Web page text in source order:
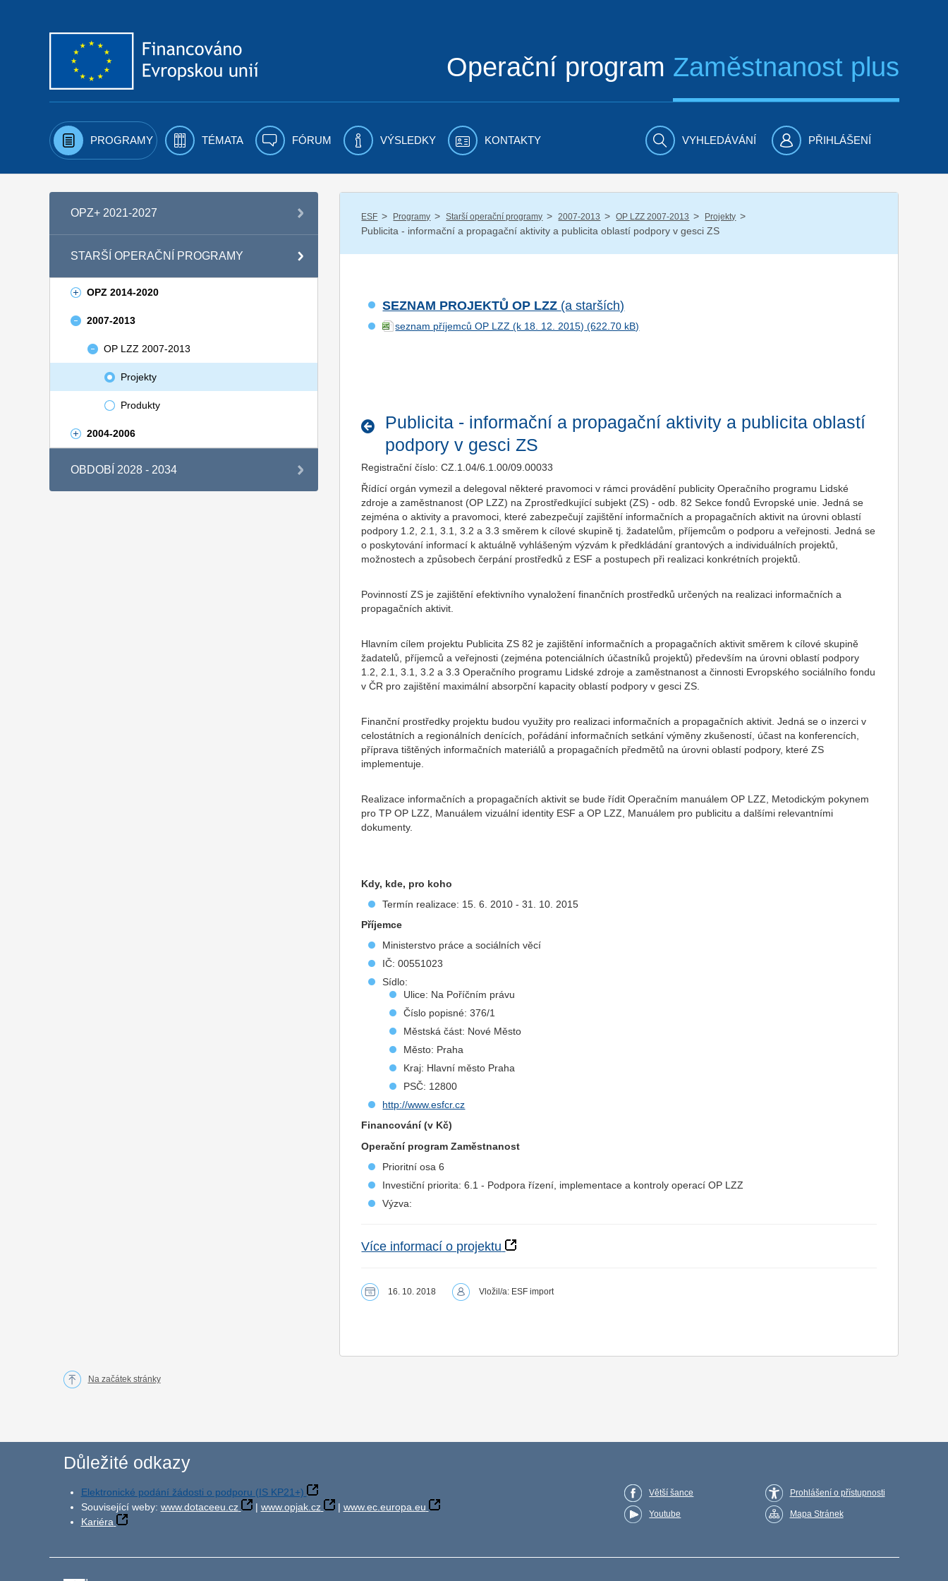
Operační program Zaměstnanost plus
PROGRAMY TÉMATA FÓRUM VÝSLEDKY KONTAKTY VYHLEDÁVÁNÍ PŘIHLÁŠENÍ
OPZ+ 2021-2027
STARŠÍ OPERAČNÍ PROGRAMY
OPZ 2014-2020
2007-2013
OP LZZ 2007-2013
Projekty
Produkty
2004-2006
OBDOBÍ 2028 - 2034
ESF / Programy / Starší operační programy / 2007-2013 / OP LZZ 2007-2013 / Projekty /
Publicita - informační a propagační aktivity a publicita oblastí podpory v gesci ZS
SEZNAM PROJEKTŮ OP LZZ (a starších)
seznam příjemců OP LZZ (k 18. 12. 2015)
Publicita - informační a propagační aktivity a publicita oblastí
podpory v gesci ZS
Registrační číslo: CZ.1.04/6.1.00/09.00033
Řídící orgán vymezil a delegoval některé pravomoci v rámci provádění publicity Operačního programu Lidské
zdroje a zaměstnanost (OP LZZ) na Zprostředkující subjekt (ZS) - odb. 82 Sekce fondů Evropské unie. Jedná se
zejména o aktivity a pravomoci, které zabezpečují zajištění informačních a propagačních aktivit na úrovni oblastí
podpory 1.2, 2.1, 3.1, 3.2 a 3.3 směrem k cílové skupině tj. žadatelům, příjemcům o podporu a veřejnosti. Jedná se
o poskytování informací k aktuálně vyhlášeným výzvám k předkládání grantových a individuálních projektů,
možnostech a způsobech čerpání prostředků z ESF a postupech při realizaci konkrétních projektů.
Povinností ZS je zajištění efektivního vynaložení finančních prostředků určených na realizaci informačních a
propagačních aktivit.
Hlavním cílem projektu Publicita ZS 82 je zajištění informačních a propagačních aktivit směrem k cílové skupině
žadatelů, příjemců a veřejnosti (zejména potenciálních účastníků projektů) především na úrovni oblastí podpory
1.2, 2.1, 3.1, 3.2 a 3.3 Operačního programu Lidské zdroje a zaměstnanost a činnosti Evropského sociálního fondu
v ČR pro zajištění maximální absorpční kapacity oblastí podpory v gesci ZS.
Finanční prostředky projektu budou využity pro realizaci informačních a propagačních aktivit. Jedná se o inzerci v
celostátních a regionálních denících, pořádání informačních setkání výměny zkušeností, účast na konferencích,
příprava tištěných informačních materiálů a propagačních předmětů na úrovni oblastí podpory, které ZS
implementuje.
Realizace informačních a propagačních aktivit se bude řídit Operačním manuálem OP LZZ, Metodickým pokynem
pro TP OP LZZ, Manuálem vizuální identity ESF a OP LZZ, Manuálem pro publicitu a dalšími relevantními
dokumenty.
Kdy, kde, pro koho
Termín realizace: 15. 6. 2010 - 31. 10. 2015
Příjemce
Ministerstvo práce a sociálních věcí
IČ: 00551023
Sídlo:
Ulice: Na Poříčním právu
Číslo popisné: 376/1
Městská část: Nové Město
Město: Praha
Kraj: Hlavní město Praha
PSČ: 12800
http://www.esfcr.cz
Financování (v Kč)
Operační program Zaměstnanost
Prioritní osa 6
Investiční priorita: 6.1 - Podpora řízení, implementace a kontroly operací OP LZZ
Výzva:
Více informací o projektu
16. 10. 2018 Vložil/a: ESF import
Na začátek stránky
Důležité odkazy
Elektronické podání žádosti o podporu (IS KP21+)
Související weby: www.dotaceeu.cz | www.opjak.cz | www.ec.europa.eu
Kariéra
Větší šance
Youtube
Prohlášení o přístupnosti
Mapa Stránek